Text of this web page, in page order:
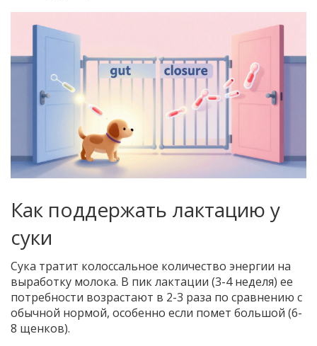
Как поддержать лактацию у
суки
Сука тратит колоссальное количество энергии на
выработку молока. В пик лактации (3-4 неделя) ее
потребности возрастают в 2-3 раза по сравнению с
обычной нормой, особенно если помет большой (6-
8 щенков).